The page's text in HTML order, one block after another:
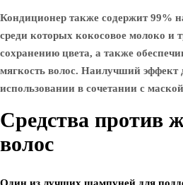
Кондиционер также содержит 99%
среди которых кокосовое молоко и
сохранению цвета, а также
мягкость волос. Наилучший эффект
использовании в сочетании с
Средства против
волос